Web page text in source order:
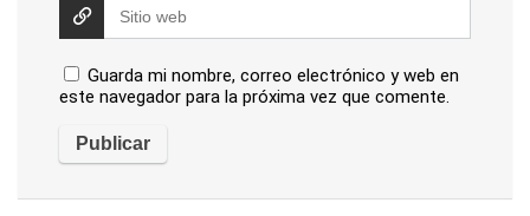
Guarda mi nombre, correo electrónico y web en
este navegador para la próxima vez que comente.